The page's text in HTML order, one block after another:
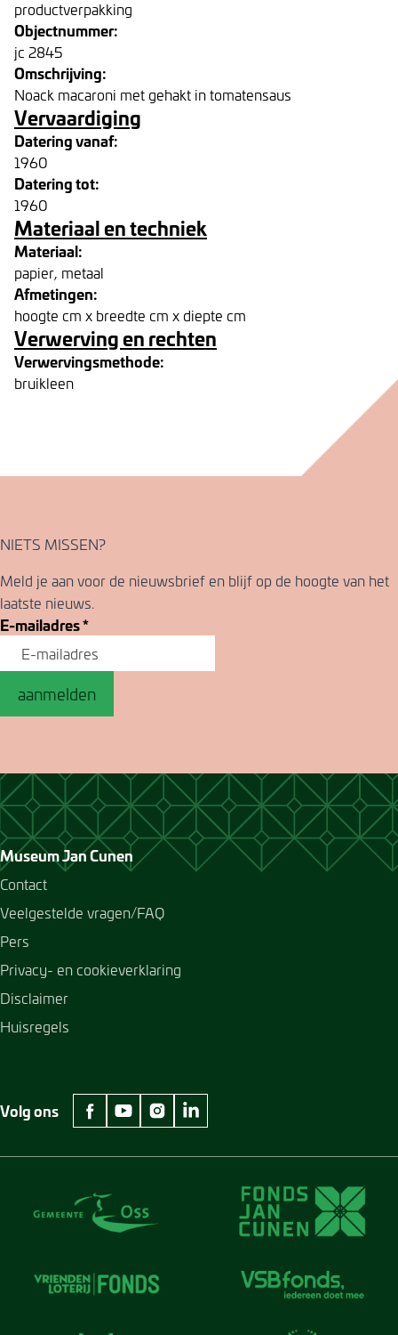
productverpakking
Objectnummer:
jc 2845
Omschrijving:
Noack macaroni met gehakt in tomatensaus
Vervaardiging
Datering vanaf:
1960
Datering tot:
1960
Materiaal en techniek
Materiaal:
papier, metaal
Afmetingen:
hoogte cm x breedte cm x diepte cm
Verwerving en rechten
Verwervingsmethode:
bruikleen
NIETS MISSEN?
Meld je aan voor de nieuwsbrief en blijf op de hoogte van het
laatste nieuws.
E-mailadres*
aanmelden
Museum Jan Cunen
Contact
Veelgestelde vragen/FAQ
Pers
Privacy- en cookieverklaring
Disclaimer
Huisregels
Volg ons
facebook Museum Jan Cunen
youtube Museum Jan Cunen
instagram Museum Jan Cunen
linkedin Museum Jan Cunen